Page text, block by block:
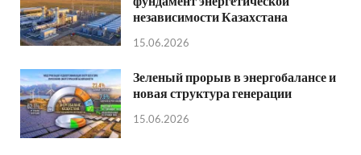
независимости Казахстана
15.06.2026
Зеленый прорыв в энергобалансе и
новая структура генерации
15.06.2026